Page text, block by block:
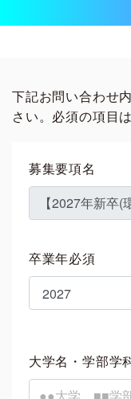
下記お問い合わせ
さい。必須の項目
募集要項名
卒業年必須
大学名・学部学